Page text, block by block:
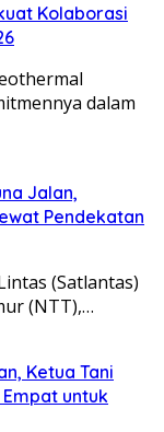
Kolaborasi
dalam
Jalan,
Pendekatan
(Satlantas)
(NTT),…
Ketua Tani
untuk